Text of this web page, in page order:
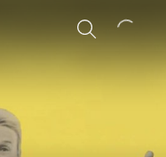
Sök